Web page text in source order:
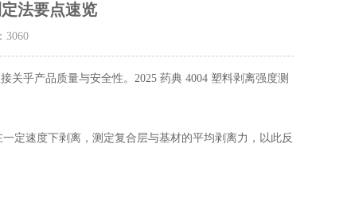
法要点速览
3060
乎产品质量与安全性。2025 药典 4004 塑料剥离强度测
速度下剥离，测定复合层与基材的平均剥离力，以此反